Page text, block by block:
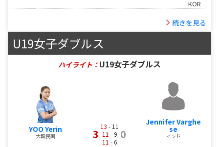
KOR
続きを見る
U19女子ダブルス
ハイライト： U19女子ダブルス
YOO Yerin
大韓民国 3
13 - 11
11 - 9
11 - 6
0
Jennifer Varghe
se
インド